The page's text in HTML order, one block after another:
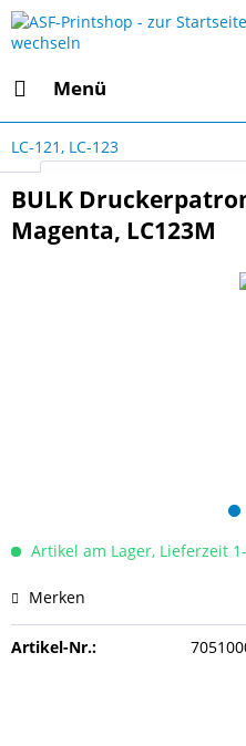
Menü
LC-121, LC-123
BULK
Magenta, LC123M
Artikel am Lager, Lieferzeit
Merken
Artikel-Nr.: